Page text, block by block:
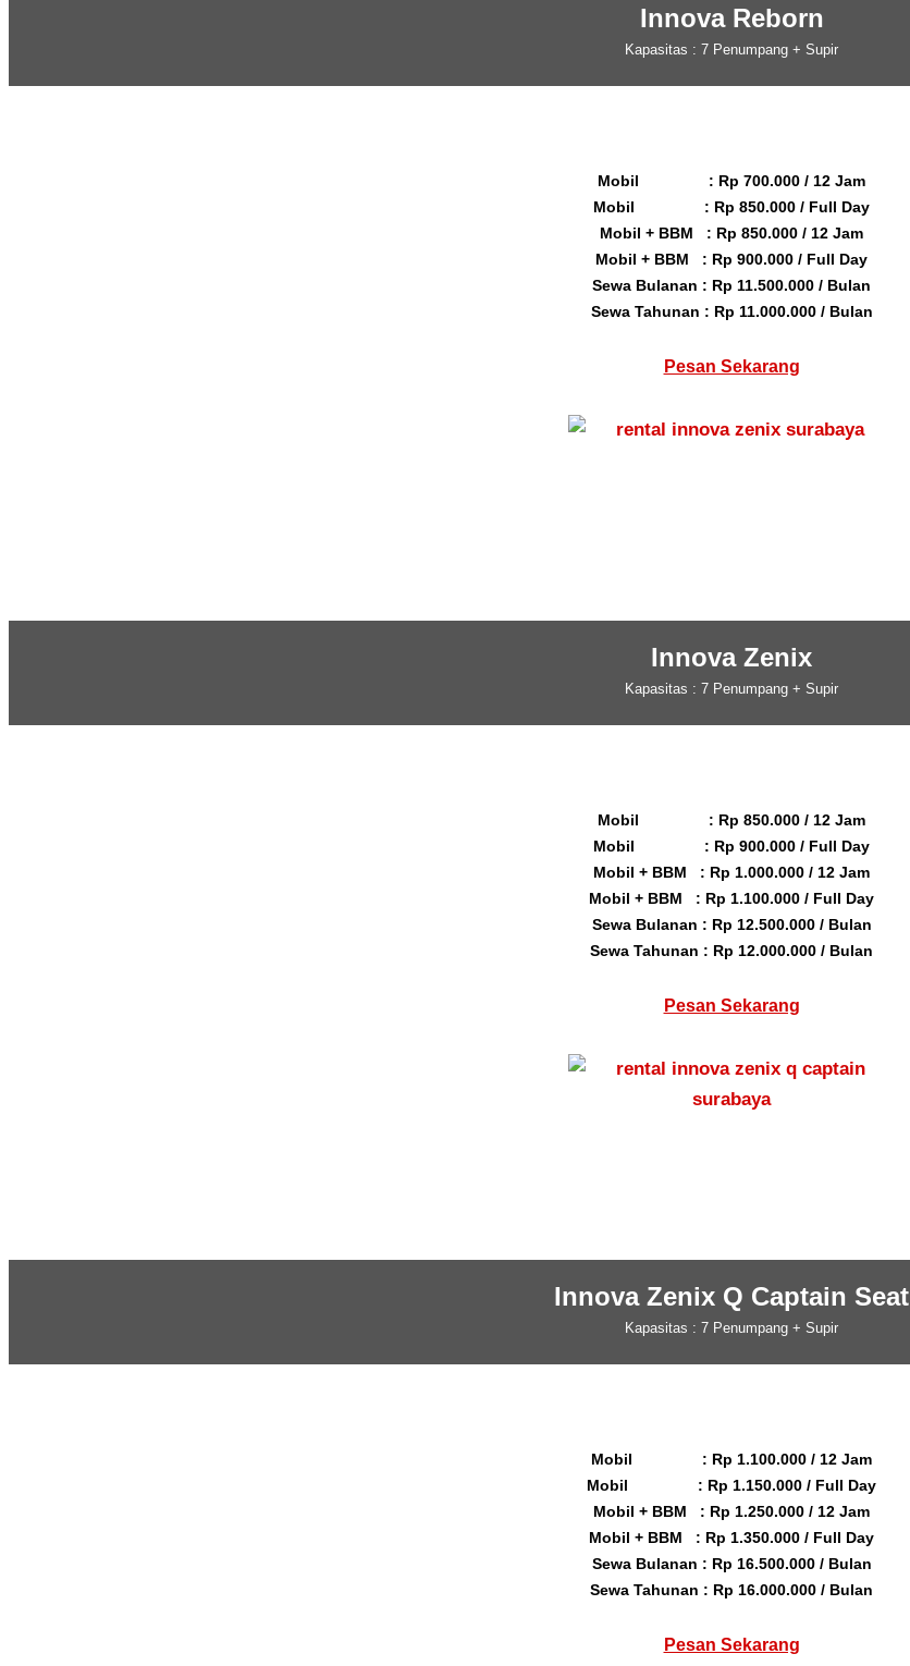
Innova Reborn
Kapasitas : 7 Penumpang + Supir
Mobil : Rp 700.000 / 12 Jam
Mobil : Rp 850.000 / Full Day
Mobil + BBM : Rp 850.000 / 12 Jam
Mobil + BBM : Rp 900.000 / Full Day
Sewa Bulanan : Rp 11.500.000 / Bulan
Sewa Tahunan : Rp 11.000.000 / Bulan
Pesan Sekarang
Innova Zenix
Kapasitas : 7 Penumpang + Supir
Mobil : Rp 850.000 / 12 Jam
Mobil : Rp 900.000 / Full Day
Mobil + BBM : Rp 1.000.000 / 12 Jam
Mobil + BBM : Rp 1.100.000 / Full Day
Sewa Bulanan : Rp 12.500.000 / Bulan
Sewa Tahunan : Rp 12.000.000 / Bulan
Pesan Sekarang
Innova Zenix Q Captain Seat
Kapasitas : 7 Penumpang + Supir
Mobil : Rp 1.100.000 / 12 Jam
Mobil : Rp 1.150.000 / Full Day
Mobil + BBM : Rp 1.250.000 / 12 Jam
Mobil + BBM : Rp 1.350.000 / Full Day
Sewa Bulanan : Rp 16.500.000 / Bulan
Sewa Tahunan : Rp 16.000.000 / Bulan
Pesan Sekarang